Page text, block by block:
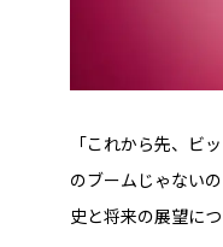
「これから先、ビ
のブームじゃない
史と将来の展望に